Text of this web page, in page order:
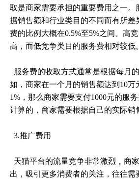
取是商家需要承担的重要费用之一。
据销售额和行业类目的不同而有所差
费的比例大概在0.5%至5%之间。高
高，而低竞争类目的服务费相对较低。
服务费的收取方式通常是根据每月
如，商家在一个月的销售额达到10万
1%，那么商家需要支付1000元的服
计算的，商家需要根据自己的实际销
3.推广费用
天猫平台的流量竞争非常激烈，商
出，吸引更多消费者的关注，往往需